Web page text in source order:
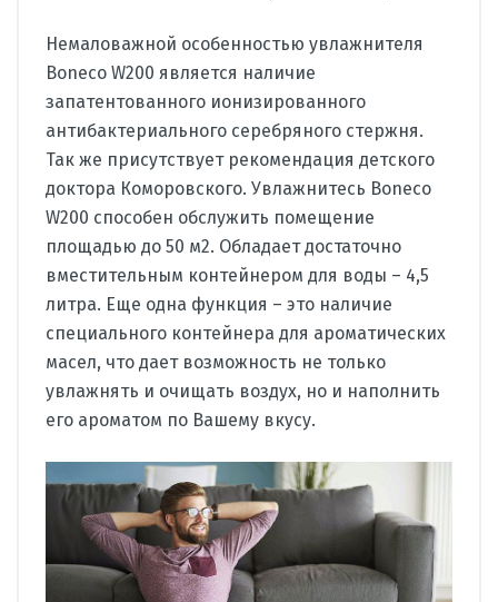
Немаловажной особенностью увлажнителя
Boneco W200 является наличие
запатентованного ионизированного
антибактериального серебряного стержня.
Так же присутствует рекомендация детского
доктора Коморовского. Увлажнитесь Boneco
W200 способен обслужить помещение
площадью до 50 м2. Обладает достаточно
вместительным контейнером для воды – 4,5
литра. Еще одна функция – это наличие
специального контейнера для ароматических
масел, что дает возможность не только
увлажнять и очищать воздух, но и наполнить
его ароматом по Вашему вкусу.